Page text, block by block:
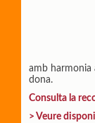
amb harmonia
dona.
Consulta la
> Veure